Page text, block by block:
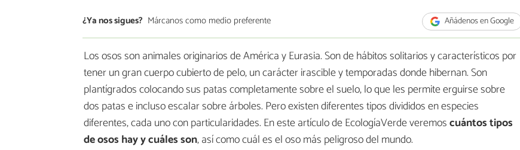
¿Ya nos sigues? Márcanos como medio preferente Añádenos en Google
Los osos son animales originarios de América y Eurasia. Son de hábitos solitarios y característicos por
tener un gran cuerpo cubierto de pelo, un carácter irascible y temporadas donde hibernan. Son
plantígrados colocando sus patas completamente sobre el suelo, lo que les permite erguirse sobre
dos patas e incluso escalar sobre árboles. Pero existen diferentes tipos divididos en especies
diferentes, cada uno con particularidades. En este artículo de EcologíaVerde veremoscuántos tipos
de osos hay y cuáles son, así como cuál es el oso más peligroso del mundo.